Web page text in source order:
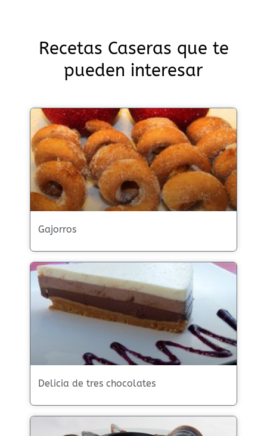
Recetas Caseras que te
pueden interesar
Gajorros
Delicia de tres chocolates